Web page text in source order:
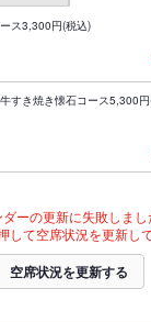
ス3,300円(税込)
すき焼き懐石コース5,300
ーの更新に失敗しまし
して空席状況を更新し
空席状況を更新する